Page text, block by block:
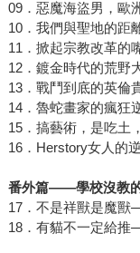
09．惡魔海盜男，歐
10．我們與聖地的距
11．掀起宗教改革的
12．鍍金時代的荒野
13．戰鬥到底的英倫
14．魯蛇畫家的瘋狂
15．搞藝術，是吃土
16．Herstory女人的
番外篇――學校沒教
17．不是祥獸是魔獸
18．有貓不一定給推